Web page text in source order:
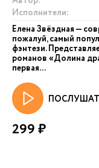
Исполнители:
Елена Звёздная —
пожалуй, самый
фэнтези.
романов «Долина
первая...
299 ₽